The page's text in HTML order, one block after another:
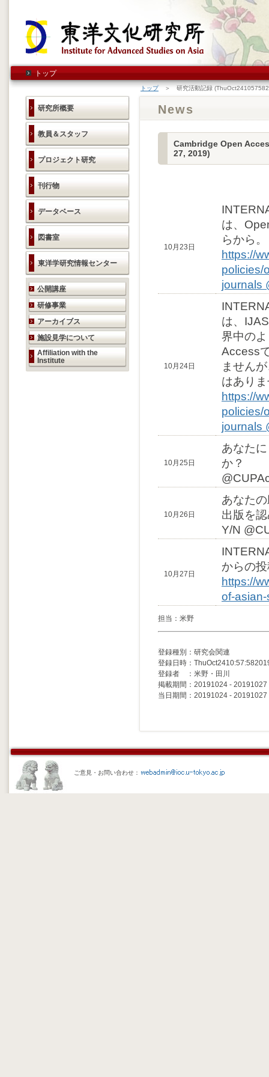
トップ
研究所概要
教員＆スタッフ
プロジェクト研究
刊行物
データベース
図書室
東洋学研究情報センター
研究活動のご案内
公開講座
研修事業
アーカイブス
施設見学について
Affiliation with the
Institute
トップ＞ 研究活動記録
News
Cambridge Open
27, 2019)
10月23日
は、
らから。
https://
policies/
journals
10月24日
は、
界中の
Access
ません
はあり
https://
policies/
journals
10月25日
あなた
か？
10月26日
あなた
出版を
Y/N
10月27日
からの
https://
of-
担当：米野
登録種別：研究会関連
登録日時：
登録者 ：米野・田川
掲載期間：20191024 - 20191027
当日期間：20191024 - 20191027
ご意見・お問い合わせ：